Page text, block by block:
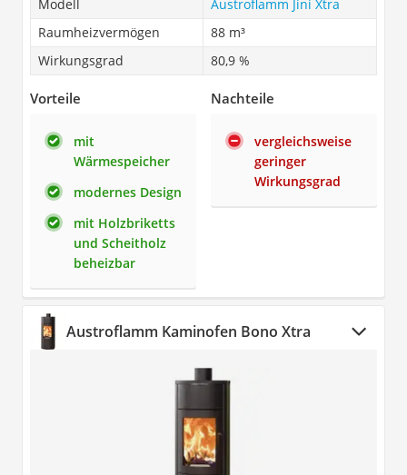
Modell
Austroflamm Jini Xtra
Raumheizvermögen
88 m³
Wirkungsgrad
80,9 %
Vorteile
mit
Wärmespeicher
modernes Design
mit Holzbriketts
und Scheitholz
beheizbar
Nachteile
vergleichsweise
geringer
Wirkungsgrad
Austroflamm Kaminofen Bono Xtra